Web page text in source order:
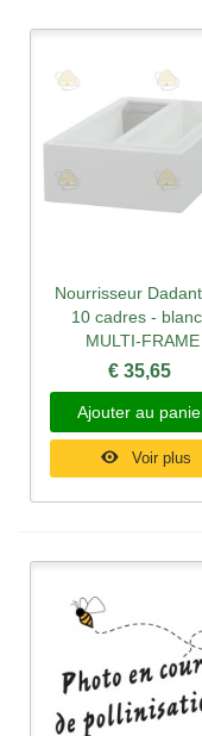
Nourrisseur
10 cadres -
MULTI-FRAME
€ 35,65
Ajouter au
Voir plus